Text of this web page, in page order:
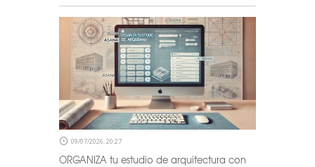
09/07/2026, 20:27
ORGANIZA tu estudio de arquitectura con